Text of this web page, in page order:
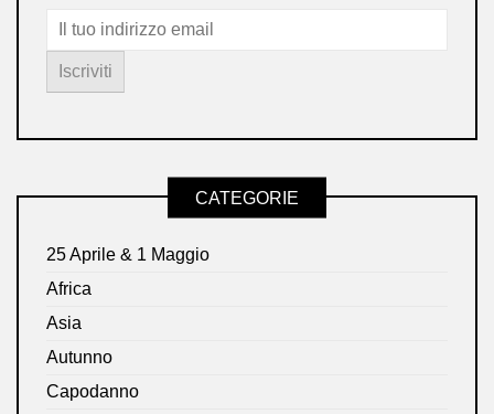
CATEGORIE
25 Aprile & 1 Maggio
Africa
Asia
Autunno
Capodanno